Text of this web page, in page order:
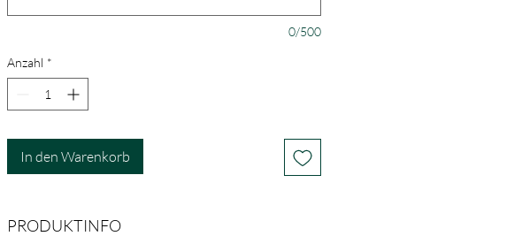
0/500
Anzahl *
In den Warenkorb
PRODUKTINFO